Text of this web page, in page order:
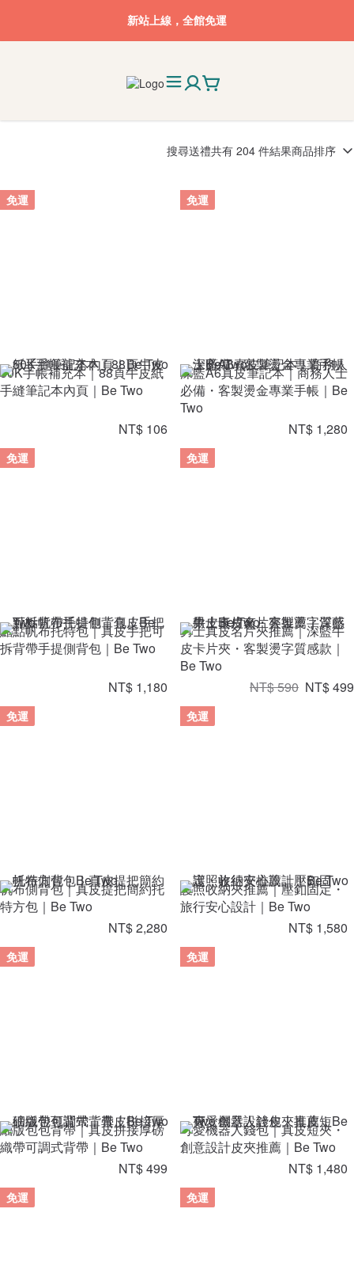
新站上線，全館免運
搜尋送禮共有 204 件結果商品排序
免運
50K手帳補充本｜88頁牛皮紙
手縫筆記本內頁｜Be Two
NT$ 106
免運
深藍A6真皮筆記本｜商務人士
必備・客製燙金專業手帳｜Be
Two
NT$ 1,280
免運
點點帆布托特包｜真皮手把可
拆背帶手提側背包｜Be Two
NT$ 1,180
免運
男士真皮名片夾推薦｜深藍牛
皮卡片夾・客製燙字質感款｜
Be Two
NT$ 499
NT$ 590
免運
帆布側背包｜真皮提把簡約托
特方包｜Be Two
NT$ 2,280
免運
護照收納夾推薦｜壓釦固定・
旅行安心設計｜Be Two
NT$ 1,580
免運
細版包包背帶｜真皮拼接厚磅
織帶可調式背帶｜Be Two
NT$ 499
免運
可愛機器人錢包｜真皮短夾・
創意設計皮夾推薦｜Be Two
NT$ 1,480
免運 免運